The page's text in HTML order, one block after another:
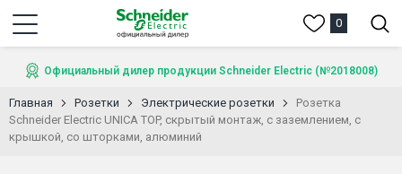
0
Официальный дилер продукции Schneider Electric (№2018008)
Главная Розетки Электрические розетки
Розетка
Schneider Electric UNICA TOP, скрытый монтаж, с заземлением, с
крышкой, со шторками, алюминий